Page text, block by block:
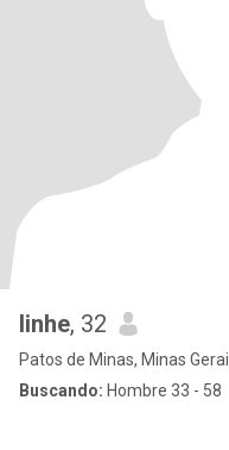
linhe, 32
Patos de Minas, Minas
Buscando: Hombre 33 - 58